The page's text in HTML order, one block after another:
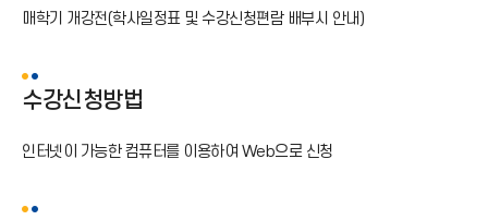
매학기 개강전(학사일정표 및 수강신청편람 배부시 안내)
수강신청방법
인터넷이 가능한 컴퓨터를 이용하여 Web으로 신청